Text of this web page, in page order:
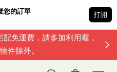
您的訂單 打開
配免運費，請多加利用喔，
件除外。